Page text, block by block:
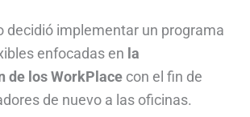
decidió implementar un programa
enfocadas en la
de los WorkPlace con el fin de
de nuevo a las oficinas.